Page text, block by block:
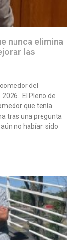
nunca elimina
las
del
El Pleno de
que tenía
tras una pregunta
no habían sido